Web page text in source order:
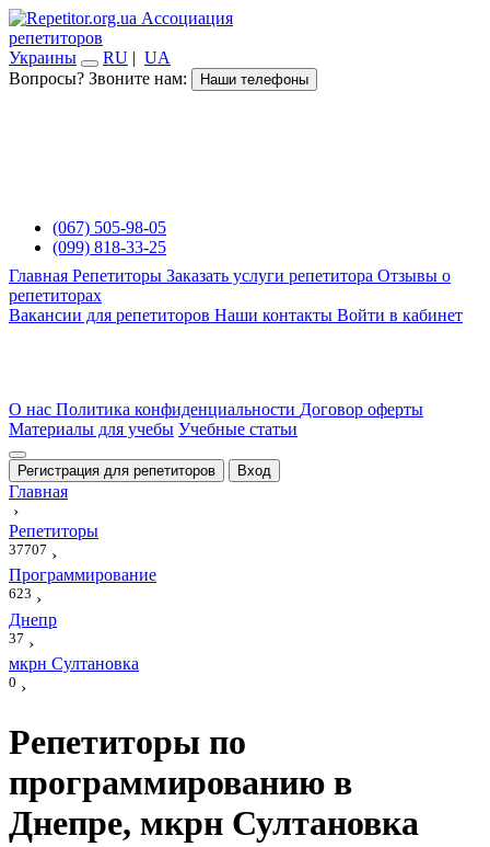
Ассоциация
репетиторов
Украины
RU | UA
Вопросы? Звоните нам:
Наши телефоны
(067) 505-98-05
(099) 818-33-25
Главная Репетиторы Заказать услуги репетитора Отзывы о
репетиторах
Вакансии для репетиторов Наши контакты Войти в кабинет
О нас Политика конфиденциальности Договор оферты
Материалы для учебы Учебные статьи
Регистрация для репетиторов Вход
Главная
›
Репетиторы
37707 ›
Программирование
623 ›
Днепр
37 ›
мкрн Султановка
0 ›
Репетиторы по
программированию в
Днепре, мкрн Султановка